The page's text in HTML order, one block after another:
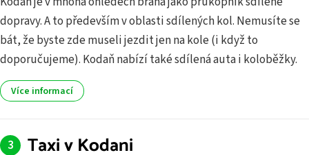
dopravy. A to především v oblasti sdílených kol. Nemusíte se
bát, že byste zde museli jezdit jen na kole (i když to
doporučujeme). Kodaň nabízí také sdílená auta i koloběžky.
Více informací
Taxi v Kodani